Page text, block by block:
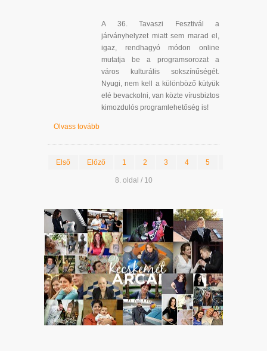
A 36. Tavaszi Fesztivál a
járványhelyzet miatt sem marad el,
igaz, rendhagyó módon online
mutatja be a programsorozat a
város kulturális sokszínűségét.
Nyugi, nem kell a különböző kütyük
elé bevackolni, van közte vírusbiztos
kimozdulós programlehetőség is!
Olvass tovább
Első Előző 1 2 3 4 5
8. oldal / 10